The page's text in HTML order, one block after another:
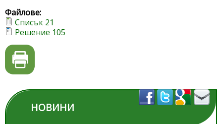
Файлове:
Списък 21
Решение 105
НОВИНИ